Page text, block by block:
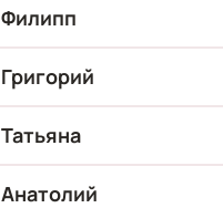
Филипп
Григорий
Татьяна
Анатолий